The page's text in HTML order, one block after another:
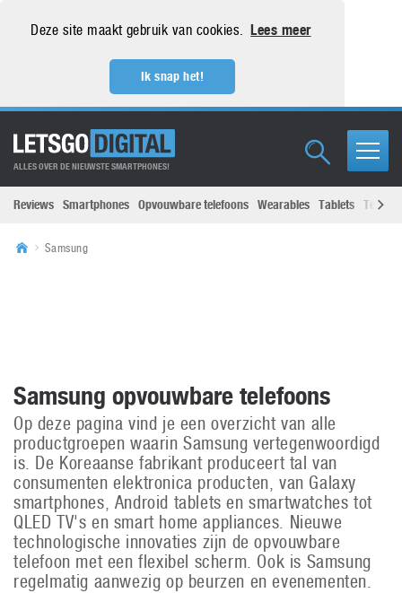
Deze site maakt gebruik van cookies. Lees meer
Ik snap het!
ALLES OVER DE NIEUWSTE SMARTPHONES!
Reviews Smartphones Opvouwbare telefoons Wearables Tablets
Samsung
Samsung opvouwbare telefoons
Op deze pagina vind je een overzicht van alle
productgroepen waarin Samsung vertegenwoordigd
is. De Koreaanse fabrikant produceert tal van
consumenten elektronica producten, van Galaxy
smartphones, Android tablets en smartwatches tot
QLED TV's en smart home appliances. Nieuwe
technologische innovaties zijn de opvouwbare
telefoon met een flexibel scherm. Ook is Samsung
regelmatig aanwezig op beurzen en evenementen.